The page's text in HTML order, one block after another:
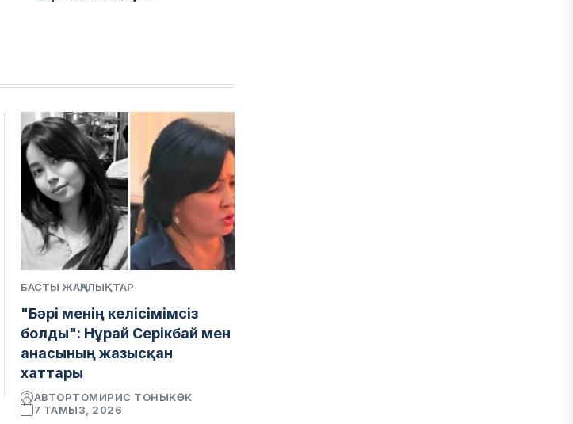
БАСТЫ ЖАҢАЛЫҚТАР
"Бәрі менің келісімімсіз
болды": Нұрай Серікбай мен
анасының жазысқан
хаттары
АВТОРТОМИРИС ТОНЫКӨК
7 ТАМЫЗ, 2026